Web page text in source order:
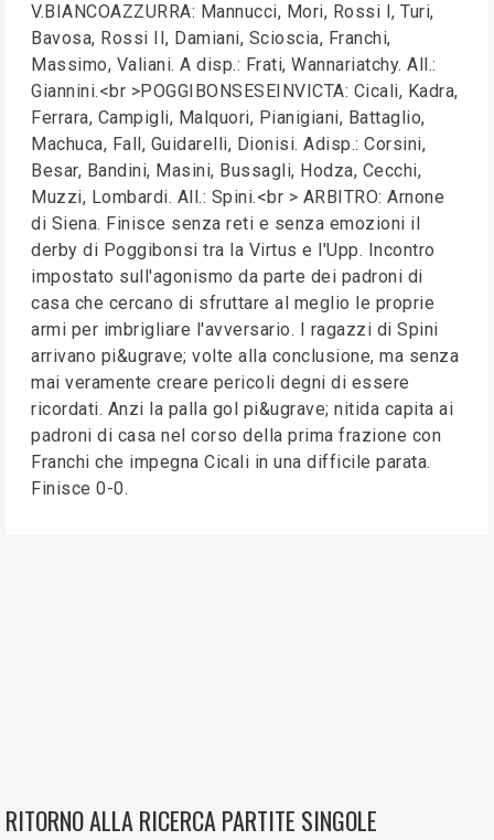
V.BIANCOAZZURRA: Mannucci, Mori, Rossi I, Turi,
Bavosa, Rossi II, Damiani, Scioscia, Franchi,
Massimo, Valiani. A disp.: Frati, Wannariatchy. All.:
Giannini.<br >POGGIBONSESEINVICTA: Cicali, Kadra,
Ferrara, Campigli, Malquori, Pianigiani, Battaglio,
Machuca, Fall, Guidarelli, Dionisi. Adisp.: Corsini,
Besar, Bandini, Masini, Bussagli, Hodza, Cecchi,
Muzzi, Lombardi. All.: Spini.<br > ARBITRO: Arnone
di Siena. Finisce senza reti e senza emozioni il
derby di Poggibonsi tra la Virtus e l'Upp. Incontro
impostato sull'agonismo da parte dei padroni di
casa che cercano di sfruttare al meglio le proprie
armi per imbrigliare l'avversario. I ragazzi di Spini
arrivano pi&ugrave; volte alla conclusione, ma senza
mai veramente creare pericoli degni di essere
ricordati. Anzi la palla gol pi&ugrave; nitida capita ai
padroni di casa nel corso della prima frazione con
Franchi che impegna Cicali in una difficile parata.
Finisce 0-0.
RITORNO ALLA RICERCA PARTITE SINGOLE